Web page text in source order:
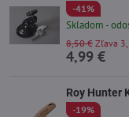
-41%
Skladom -
4,99 €
8,50 € Zľava
Roy Hunter
-19%